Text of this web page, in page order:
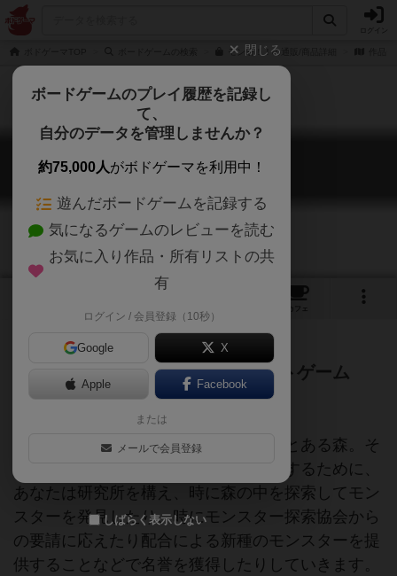
モン研！！の通販/商品詳細
モン研！！
monken
カフェ
モンスター探索系資源マネジメントゲーム
概要/世界観/導入：
モンスターが生息すると言われているとある森。そ
れらのモンスターの生態系などを研究するために、
あなたは研究所を構え、時に森の中を探索してモン
スターを発見したり、時にモンスター探索協会から
の要請に応えたり配合による新種のモンスターを提
供することなどで名誉を獲得したりしていきます。
閉じる
ボードゲームのプレイ履歴を記録し
て、
自分のデータを管理しませんか？
約75,000人がボドゲーマを利用中！
遊んだボードゲームを記録する
気になるゲームのレビューを読む
お気に入り作品・所有リストの共
有
ログイン / 会員登録（10秒）
Google X
Apple Facebook
または
メールで会員登録
しばらく表示しない